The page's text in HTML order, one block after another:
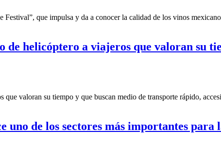
que impulsa y da a conocer la calidad de los vinos
helicóptero a viajeros que valoran su
valoran su tiempo y que buscan medio de transporte rápido,
uno de los sectores más importantes para